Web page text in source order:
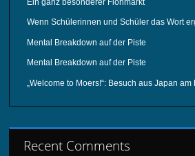
Wenn Schülerinnen und Schüler das Wort
Mental Breakdown auf der Piste
Mental Breakdown auf der Piste
„Welcome to Moers!“: Besuch aus Japan
Recent Comments